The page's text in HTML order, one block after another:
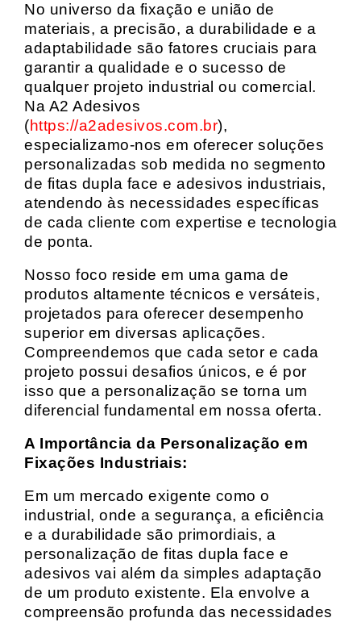
No universo da fixação e união de
materiais, a precisão, a durabilidade e a
adaptabilidade são fatores cruciais para
garantir a qualidade e o sucesso de
qualquer projeto industrial ou comercial.
Na A2 Adesivos
(https://a2adesivos.com.br),
especializamo-nos em oferecer soluções
personalizadas sob medida no segmento
de fitas dupla face e adesivos industriais,
atendendo às necessidades específicas
de cada cliente com expertise e tecnologia
de ponta.
Nosso foco reside em uma gama de
produtos altamente técnicos e versáteis,
projetados para oferecer desempenho
superior em diversas aplicações.
Compreendemos que cada setor e cada
projeto possui desafios únicos, e é por
isso que a personalização se torna um
diferencial fundamental em nossa oferta.
A Importância da Personalização em
Fixações Industriais:
Em um mercado exigente como o
industrial, onde a segurança, a eficiência
e a durabilidade são primordiais, a
personalização de fitas dupla face e
adesivos vai além da simples adaptação
de um produto existente. Ela envolve a
compreensão profunda das necessidades